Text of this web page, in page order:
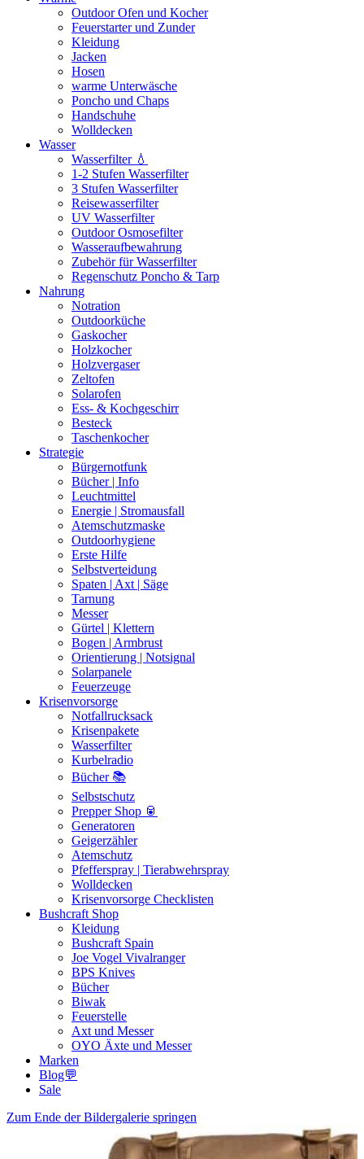
Outdoor Ofen und Kocher
Feuerstarter und Zunder
Kleidung
Jacken
Hosen
warme Unterwäsche
Poncho und Chaps
Handschuhe
Wolldecken
Wasser
Wasserfilter 💧
1-2 Stufen Wasserfilter
3 Stufen Wasserfilter
Reisewasserfilter
UV Wasserfilter
Outdoor Osmosefilter
Wasseraufbewahrung
Zubehör für Wasserfilter
Regenschutz Poncho & Tarp
Nahrung
Notration
Outdoorküche
Gaskocher
Holzkocher
Holzvergaser
Zeltofen
Solarofen
Ess- & Kochgeschirr
Besteck
Taschenkocher
Strategie
Bürgernotfunk
Bücher | Info
Leuchtmittel
Energie | Stromausfall
Atemschutzmaske
Outdoorhygiene
Erste Hilfe
Selbstverteidung
Spaten | Axt | Säge
Tarnung
Messer
Gürtel | Klettern
Bogen | Armbrust
Orientierung | Notsignal
Solarpanele
Feuerzeuge
Krisenvorsorge
Notfallrucksack
Krisenpakete
Wasserfilter
Kurbelradio
Bücher 📚
Selbstschutz
Prepper Shop 🥫
Generatoren
Geigerzähler
Atemschutz
Pfefferspray | Tierabwehrspray
Wolldecken
Krisenvorsorge Checklisten
Bushcraft Shop
Kleidung
Bushcraft Spain
Joe Vogel Vivalranger
BPS Knives
Bücher
Biwak
Feuerstelle
Axt und Messer
OYO Äxte und Messer
Marken
Blog💬
Sale
Zum Ende der Bildergalerie springen